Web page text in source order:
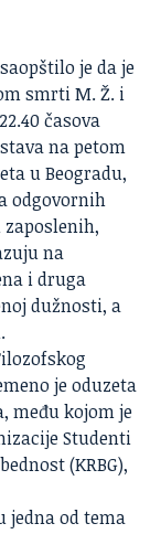
je da je
smrti M. Ž. i
časova
na petom
u Beogradu,
odgovornih
na
i druga
dužnosti, a
je oduzeta
među kojom je
Studenti
(KRBG),
jedna od tema